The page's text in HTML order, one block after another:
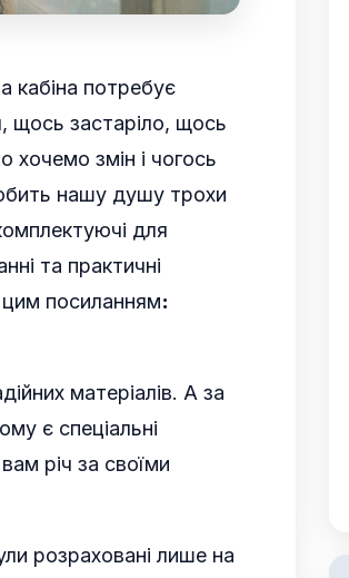
кабіна потребує
щось застаріло, щось
хочемо змін і чогось
нашу душу трохи
для
та практичні
посиланням:
матеріалів. А за
є спеціальні
річ за своїми
розраховані лише на